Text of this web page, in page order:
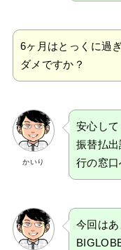
6ヶ月はとっくに過
ダメですか？
かいり
安心して
振替払
行の窓口
今回はあ